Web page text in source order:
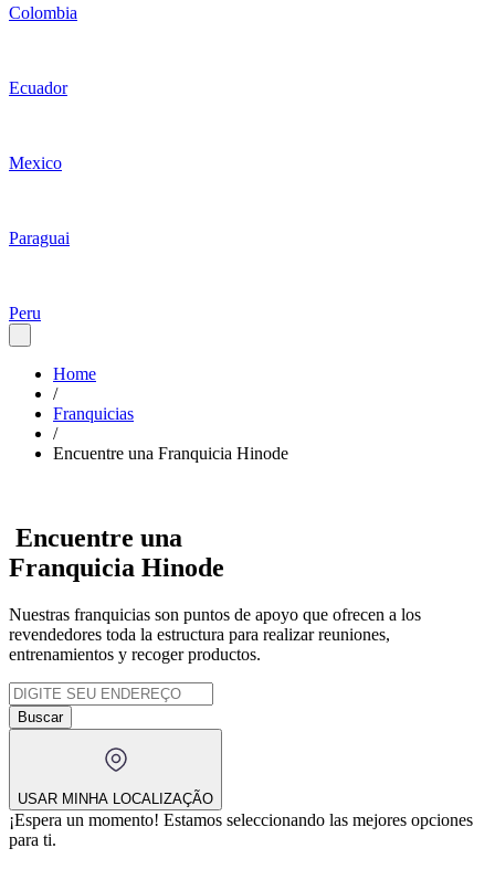
Colombia
Ecuador
Mexico
Paraguai
Peru
Home
/
Franquicias
/
Encuentre una Franquicia Hinode
Encuentre una
Franquicia Hinode
Nuestras franquicias son puntos de apoyo que ofrecen a los
revendedores toda la estructura para realizar reuniones,
entrenamientos y recoger productos.
Buscar
USAR MINHA LOCALIZAÇÃO
¡Espera un momento! Estamos seleccionando las mejores opciones
para ti.